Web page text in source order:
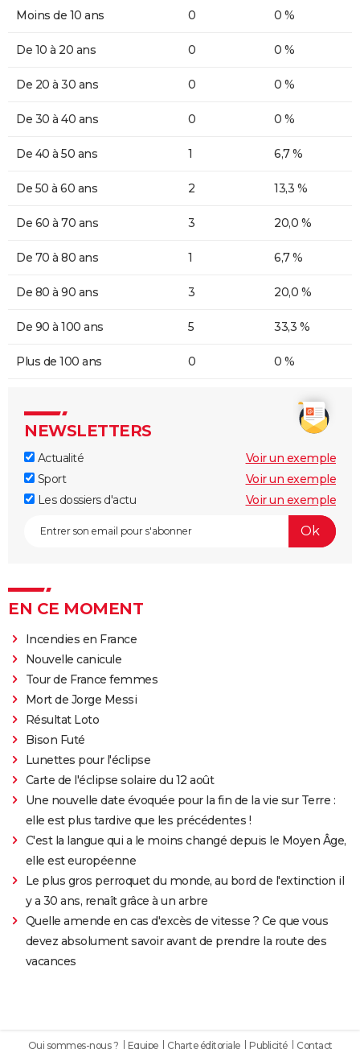
Moins de 10 ans 0 0 %
De 10 à 20 ans 0 0 %
De 20 à 30 ans 0 0 %
De 30 à 40 ans 0 0 %
De 40 à 50 ans 1 6,7 %
De 50 à 60 ans 2 13,3 %
De 60 à 70 ans 3 20,0 %
De 70 à 80 ans 1 6,7 %
De 80 à 90 ans 3 20,0 %
De 90 à 100 ans 5 33,3 %
Plus de 100 ans 0 0 %
NEWSLETTERS
Actualité
Voir un exemple
Sport
Voir un exemple
Les dossiers d'actu
Voir un exemple
EN CE MOMENT
Incendies en France
Nouvelle canicule
Tour de France femmes
Mort de Jorge Messi
Résultat Loto
Bison Futé
Lunettes pour l'éclipse
Carte de l'éclipse solaire du 12 août
Une nouvelle date évoquée pour la fin de la vie sur Terre :
elle est plus tardive que les précédentes !
C'est la langue qui a le moins changé depuis le Moyen Âge,
elle est européenne
Le plus gros perroquet du monde, au bord de l'extinction il
y a 30 ans, renaît grâce à un arbre
Quelle amende en cas d'excès de vitesse ? Ce que vous
devez absolument savoir avant de prendre la route des
vacances
Qui sommes-nous ? Equipe Charte éditoriale Publicité Contact